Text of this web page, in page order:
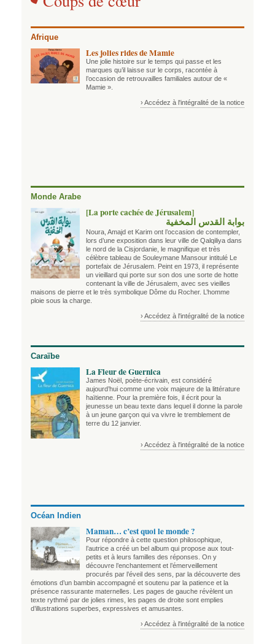
Afrique
Les jolies rides de Mamie
Une jolie histoire sur le temps qui passe et les
marques qu’il laisse sur le corps, racontée à
l’occasion de retrouvailles familiales autour de «
Mamie ».
› Accédez à l'intégralité de la notice
Monde Arabe
[La porte cachée de Jérusalem]
بوابة القدس المخفية
Noura, Amajd et Karim ont l’occasion de contempler,
lors d’une exposition dans leur ville de Qalqiliya dans
le nord de la Cisjordanie, le magnifique et très
célèbre tableau de Souleymane Mansour intitulé Le
portefaix de Jérusalem. Peint en 1973, il représente
un vieillard qui porte sur son dos une sorte de hotte
contenant la ville de Jérusalem, avec ses vieilles
maisons de pierre et le très symbolique Dôme du Rocher. L’homme
ploie sous la charge.
› Accédez à l'intégralité de la notice
Caraïbe
La Fleur de Guernica
James Noël, poète-écrivain, est considéré
aujourd’hui comme une voix majeure de la littérature
haïtienne. Pour la première fois, il écrit pour la
jeunesse un beau texte dans lequel il donne la parole
à un jeune garçon qui va vivre le tremblement de
terre du 12 janvier.
› Accédez à l'intégralité de la notice
Océan Indien
Maman… c’est quoi le monde ?
Pour répondre à cette question philosophique,
l’autrice a créé un bel album qui propose aux tout-
petits et à leurs familles des réponses. On y
découvre l’enchantement et l’émerveillement
procurés par l’éveil des sens, par la découverte des
émotions d’un bambin accompagné et soutenu par la patience et la
présence rassurante maternelles. Les pages de gauche révèlent un
texte rythmé par de jolies rimes, les pages de droite sont emplies
d’illustrations superbes, expressives et amusantes.
› Accédez à l'intégralité de la notice